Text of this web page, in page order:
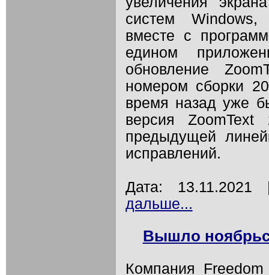
систем Windows,
вместе с
едином
обновление
номером сборки
время назад уже
версия
предыдущей
исправлений.
Дата:
дальше...
Вышло
Компания